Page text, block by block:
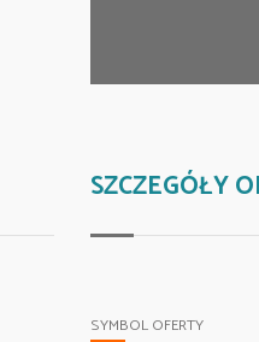
SZCZEGÓŁY
SYMBOL OFERTY